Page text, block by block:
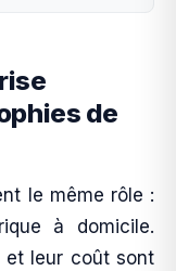
de
le même rôle :
à domicile.
et leur coût sont